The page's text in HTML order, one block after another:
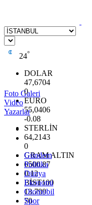
24°
DOLAR
47,6704
0
EURO
55,0406
-0.08
STERLİN
64,2143
0
GRAM ALTIN
6500.87
0.12
BİST100
13.799
70
Foto Galeri
Video
Yazarlar
Gündem
Politika
Dünya
Ekonomi
Otomobil
Spor